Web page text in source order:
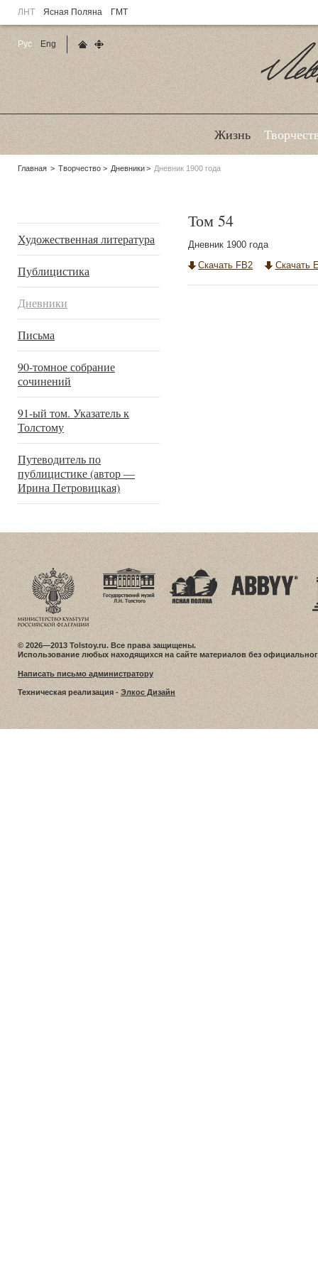
ЛНТ Ясная Поляна ГМТ
Жизнь
Родительские
Главная Творчество Дневники Дневник 1900 года
Художественная литература
Публицистика
Дневники
Письма
90-томное собрание
сочинений
91-ый том. Указатель к
Толстому
Путеводитель по
публицистике (автор —
Ирина Петровицкая)
Том 54
Дневник 1900 года
Скачать FB2
Скачать
Рус
Eng
© 2026—2013 Tolstoy.ru. Все права защищены.
Использование любых находящихся на сайте материалов без
Написать письмо администратору
Техническая реализация - Элкос Дизайн